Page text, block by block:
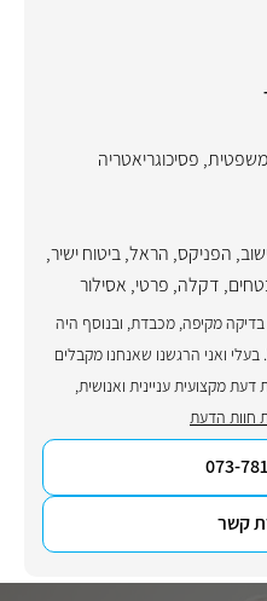
, פסיכוגריאטריה
, הפניקס, הראל,ביטוח ישיר,
, דקלה, פרטי, אסילור
מקיפה, מכבדת, ובנוסף היה
ואני הרגשנו שאנחנו מקבלים
מקצועית עניינית ואנושית,
חוות הדעת
073-
קשר